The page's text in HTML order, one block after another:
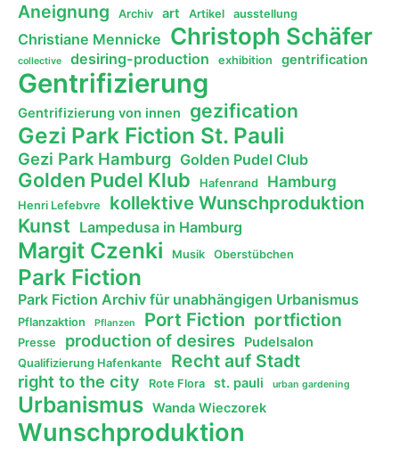
Aneignung Archiv art Artikel ausstellung
Christiane Mennicke Christoph Schäfer
collective desiring-production exhibition gentrification
Gentrifizierung
Gentrifizierung von innen gezification
Gezi Park Fiction St. Pauli
Gezi Park Hamburg Golden Pudel Club
Golden Pudel Klub Hafenrand Hamburg
Henri Lefebvre kollektive Wunschproduktion
Kunst Lampedusa in Hamburg
Margit Czenki Musik Oberstübchen
Park Fiction
Park Fiction Archiv für unabhängigen Urbanismus
Pflanzaktion Pflanzen Port Fiction portfiction
Presse production of desires Pudelsalon
Qualifizierung Hafenkante Recht auf Stadt
right to the city Rote Flora st. pauli urban gardening
Urbanismus Wanda Wieczorek
Wunschproduktion